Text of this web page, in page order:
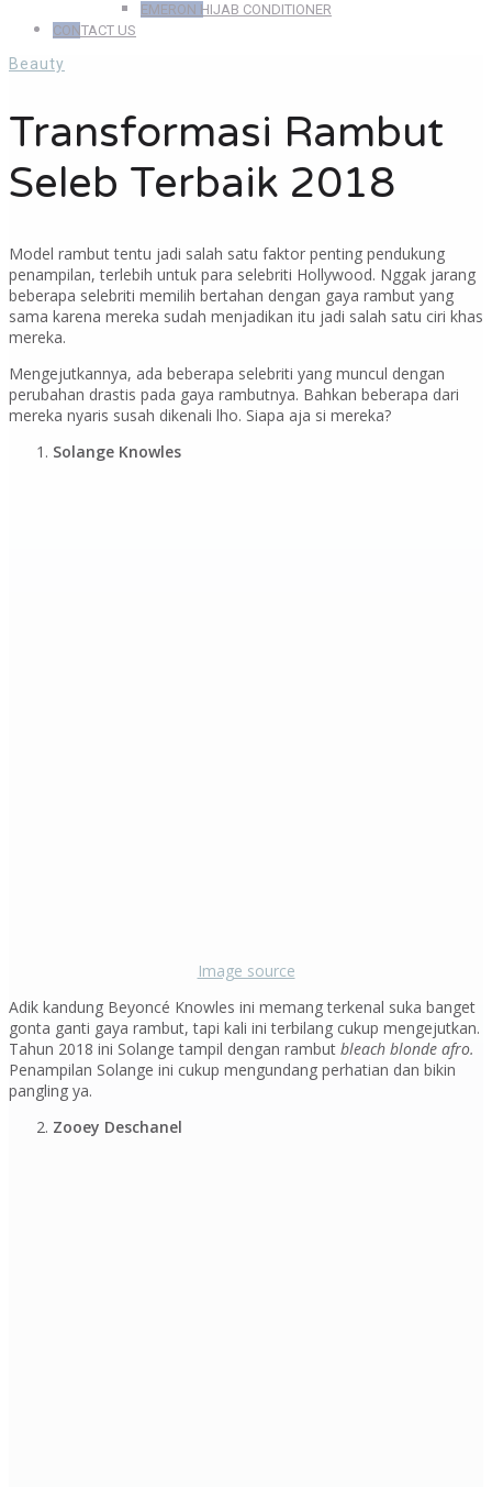
EMERON HIJAB CONDITIONER
CONTACT US
Beauty
Transformasi Rambut
Seleb Terbaik 2018
Model rambut tentu jadi salah satu faktor penting pendukung
penampilan, terlebih untuk para selebriti Hollywood. Nggak jarang
beberapa selebriti memilih bertahan dengan gaya rambut yang
sama karena mereka sudah menjadikan itu jadi salah satu ciri khas
mereka.
Mengejutkannya, ada beberapa selebriti yang muncul dengan
perubahan drastis pada gaya rambutnya. Bahkan beberapa dari
mereka nyaris susah dikenali lho. Siapa aja si mereka?
Solange Knowles
Image source
Adik kandung Beyoncé Knowles ini memang terkenal suka banget
gonta ganti gaya rambut, tapi kali ini terbilang cukup mengejutkan.
Tahun 2018 ini Solange tampil dengan rambut bleach blonde afro.
Penampilan Solange ini cukup mengundang perhatian dan bikin
pangling ya.
Zooey Deschanel